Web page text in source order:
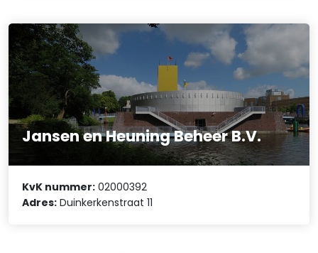
Jansen en Heuning Beheer B.V.
KvK nummer: 02000392
Adres: Duinkerkenstraat 11